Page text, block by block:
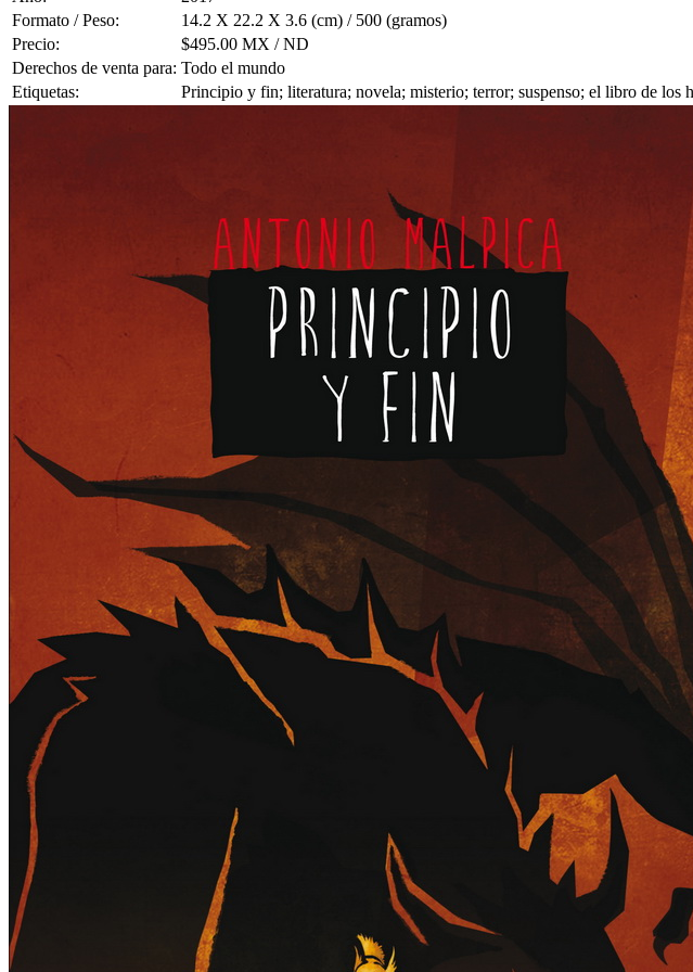
Formato / Peso:
14.2 X 22.2 X 3.6 (cm) / 500 (gramos)
Precio:
$495.00 MX / ND
Derechos de venta para: Todo el mundo
Etiquetas:
Principio y fin; literatura; novela; misterio; terror; suspenso; el libro de los